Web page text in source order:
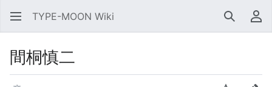
TYPE-MOON Wiki 検索 利
間桐慎二